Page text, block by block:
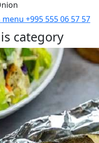
menu +995 555 06 57 57
category